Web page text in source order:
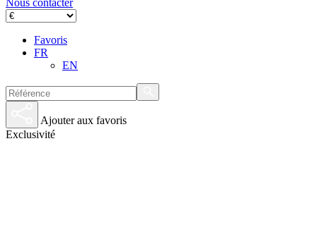
Nous contacter
Favoris
FR
EN
Ajouter aux favoris
Exclusivité